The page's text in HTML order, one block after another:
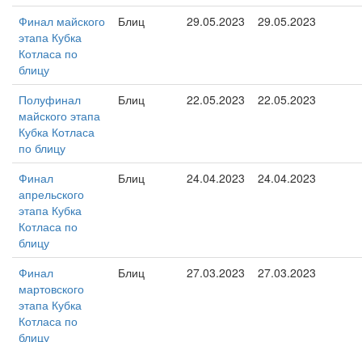
Финал майского
этапа Кубка
Котласа по
блицу
Блиц 29.05.2023 29.05.2023
Полуфинал
майского этапа
Кубка Котласа
по блицу
Блиц 22.05.2023 22.05.2023
Финал
апрельского
этапа Кубка
Котласа по
блицу
Блиц 24.04.2023 24.04.2023
Финал
мартовского
этапа Кубка
Котласа по
блицу
Блиц 27.03.2023 27.03.2023